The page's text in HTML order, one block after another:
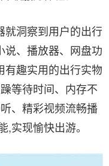
就洞察到用户的出行
说、播放器、网盘功
有趣实用的出行实物
等待时间、内存不
、精彩视频流畅播
实现愉快出游。